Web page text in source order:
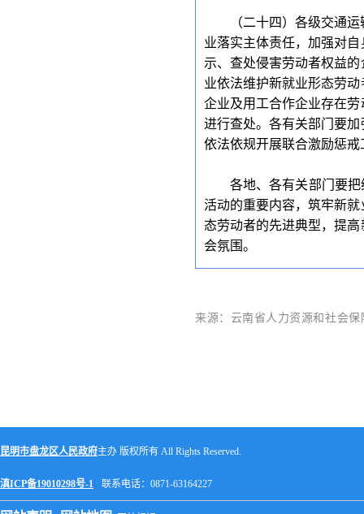
（二十四）各级交通
业落实主体责任，加强对
示、查处侵害劳动者权益
业依法维护新就业形态劳
企业及用工合作企业存在
进行查处。各有关部门要
依法依规开展联合激励惩戒
各地、各有关部门要
活动的重要内容，筑牢新
态劳动者的先进典型，提
会氛围。
来源：云南省人力资源和社会保
昆明市盘龙区人民政府主办 版权所有 All Rights Reserved.
滇ICP备19010298号-1 联系电话：0871-63164227